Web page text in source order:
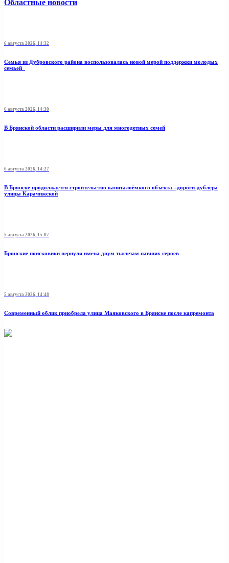
Областные новости
6 августа 2026, 14:32
Семья из Дубровского района воспользовалась новой мерой поддержки молодых
семьей
6 августа 2026, 14:30
В Брянской области расширили меры для многодетных семей
6 августа 2026, 14:27
В Брянске продолжается строительство капиталоёмкого объекта –дороги-дублёра
улицы Карачижской
5 августа 2026, 15:07
Брянские поисковики вернули имена двум тысячам павших героев
5 августа 2026, 14:48
Современный облик приобрела улица Маяковского в Брянске после капремонта